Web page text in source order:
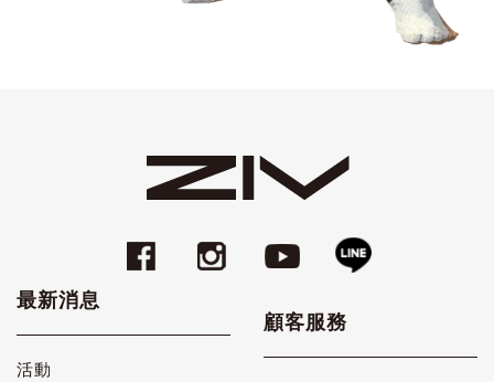
最新消息
活動
顧客服務